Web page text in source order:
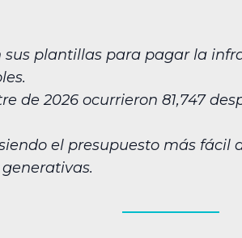
sus plantillas para pagar la
de 2026 ocurrieron 81,747
el presupuesto más fácil